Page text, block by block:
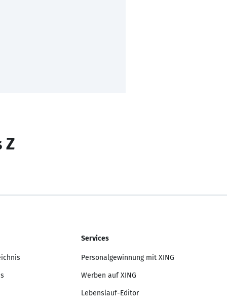
Z
Services
Personalgewinnung mit XING
Werben auf XING
Lebenslauf-Editor